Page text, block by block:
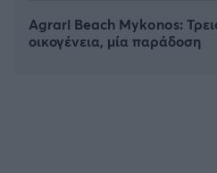
Agrari Beach Mykonos:
οικογένεια, μία παράδοση